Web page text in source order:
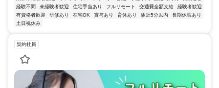
経験不問
未経験者歓迎 住宅手当あり フルリモート 交通費全額支給
経験者歓迎
有資格者歓迎
研修あり 在宅OK 賞与あり 育休あり 駅近5分以内
長期休暇あり
土日祝休み
契約社員